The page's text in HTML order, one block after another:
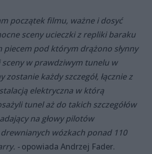
początek filmu, ważne i dosyć
sceny ucieczki z repliki baraku
piecem pod którym drążono słynny
w prawdziwym tunelu w
każdy szczegół, łącznie z
elektryczna w którą
tunel aż do takich szczegółów
na głowy pilotów
wózkach ponad 110
-opowiada Andrzej Fader.